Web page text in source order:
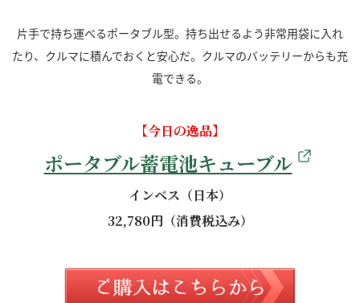
片手で持ち運べるポータブル型。持ち出せるよう非常用袋に入れ
たり、クルマに積んでおくと安心だ。クルマのバッテリーからも充
電できる。
【今日の逸品】
ポータブル蓄電池キューブル
インベス（日本）
32,780円（消費税込み）